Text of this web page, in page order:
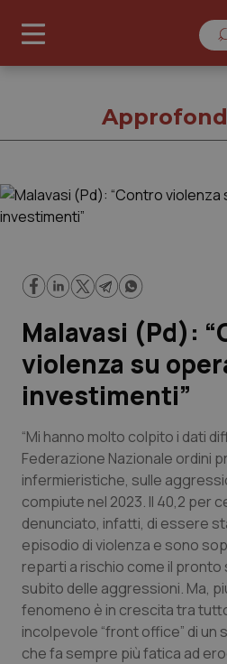
Governo e Parlamento
Regioni e Asl
Lavoro e Professioni
Scienza e Farmaci
Studi e Analisi
Lettere al direttore
Edizioni Regionali
QS Pro
Malavasi (Pd):
violenza su
investimenti”
“Mi hanno molto colpito i dati
Federazione Nazionale ordini
infermieristiche, sulle
compiute nel 2023. Il 40,2 per
denunciato, infatti, di essere
episodio di violenza e sono
reparti a rischio come il
subito delle aggressioni. Ma,
fenomeno è in crescita tra
incolpevole “front office” di
che fa sempre più fatica ad